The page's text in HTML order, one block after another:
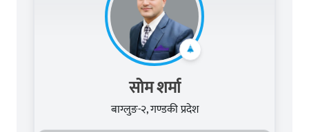
सोम शर्मा
बाग्लुङ-२, गण्डकी प्रदेश